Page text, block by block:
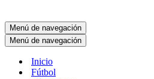
Menú de navegación
Menú de navegación
Inicio
Fútbol